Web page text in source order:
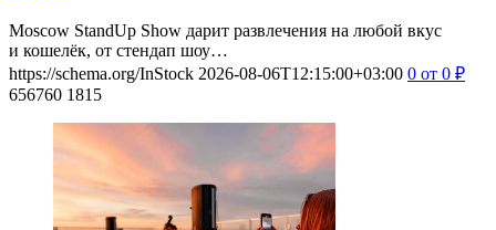
Moscow StandUp Show дарит развлечения на любой вкус
и кошелёк, от стендап шоу…
https://schema.org/InStock 2026-08-06T12:15:00+03:00 0 от 0 ₽
656760 1815